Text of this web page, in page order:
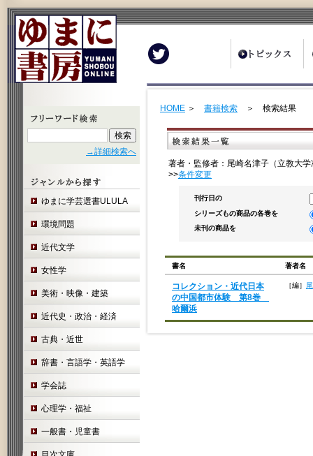
→詳細検索へ
ゆまに学芸選書ULULA
環境問題
近代文学
女性学
美術・映像・建築
近代史・政治・経済
古典・近世
辞書・言語学・英語学
学会誌
心理学・福祉
一般書・児童書
HOME ＞ 書籍検索 ＞ 検索結果
著者・監修者：尾崎名津子（立教大
>>条件変更
刊行日の
シリーズもの商品の各巻を
未刊の商品を
書名 著者名
コレクション・近代日本
の中国都市体験 第8巻
哈爾浜
［編］